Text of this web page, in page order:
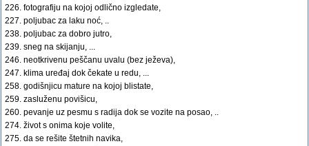
226. fotografiju na kojoj odlično izgledate,
227. poljubac za laku noć, ..
238. poljubac za dobro jutro,
239. sneg na skijanju, ...
246. neotkrivenu peščanu uvalu (bez ježeva),
247. klima uređaj dok čekate u redu, ...
258. godišnjicu mature na kojoj blistate,
259. zasluženu povišicu,
260. pevanje uz pesmu s radija dok se vozite na posao, ..
274. život s onima koje volite,
275. da se rešite štetnih navika,